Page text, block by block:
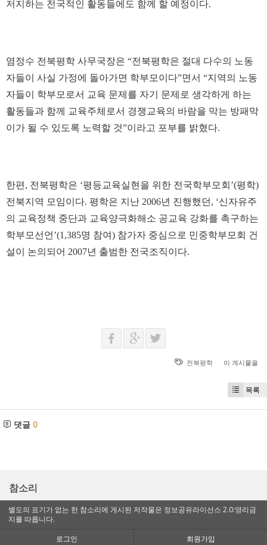
저지하는 전국적인 활동들에도 함께 할 예정이다.
염정수 전북평학 사무국장은 “전북평학은 절대 다수의 노동
자들이 사실 가정에 돌아가면 학부모이다”면서 “지역의 노동
자들이 학부모로서 교육 문제를 자기 문제로 생각하게 하는
활동들과 함께 교육주체로서 경쟁교육의 바람을 막는 방패막
이가 될 수 있도록 노력할 것”이라고 포부를 밝혔다.
한편, 전북평학은 ‘평등교육실현을 위한 전국학부모회’(평학)
전북지역 모임이다. 평학은 지난 2006년 진행했던, ‘신자유주
의 교육정책 중단과 교육양극화해소 공교육 강화를 촉구하는
학부모선언’(1,385명 참여) 참가자 중심으로 민중학부모회 건
설이 논의되어 2007년 출범한 전국조직이다.
전북평학 이 게시물을
목록
댓글 0
참소리
별도의 표기가 없는 한 참소리에 게시된 저작물은 정보공유라이선스 2.0:영리금
지를 따릅니다.
로그인
회원가입